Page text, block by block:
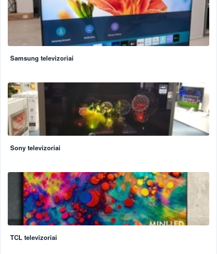
Samsung televizoriai
Sony televizoriai
TCL televizoriai